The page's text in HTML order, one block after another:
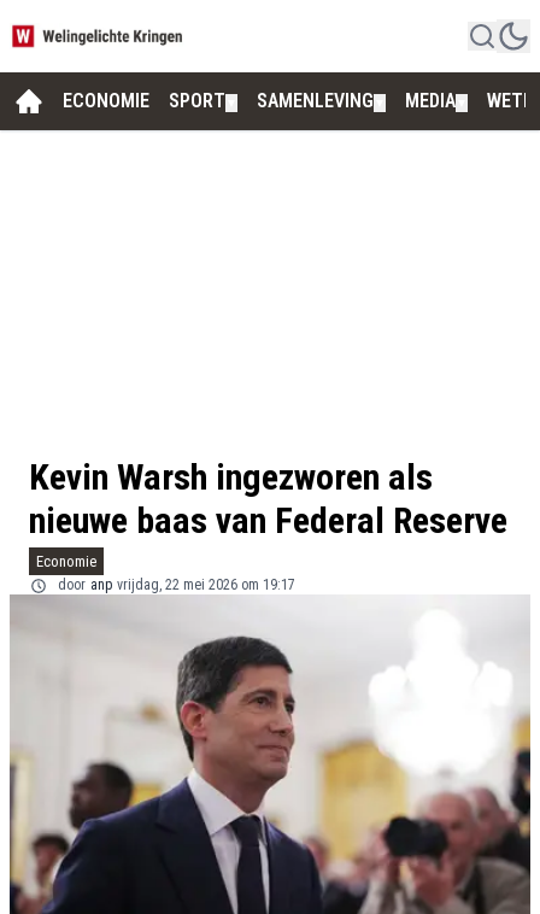
ECONOMIE SPORT SAMENLEVING MEDIA
Kevin Warsh ingezworen als
nieuwe baas van Federal Reserve
Economie
door anp vrijdag, 22 mei 2026 om 19:17